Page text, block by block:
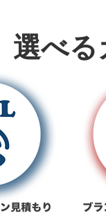
選べる